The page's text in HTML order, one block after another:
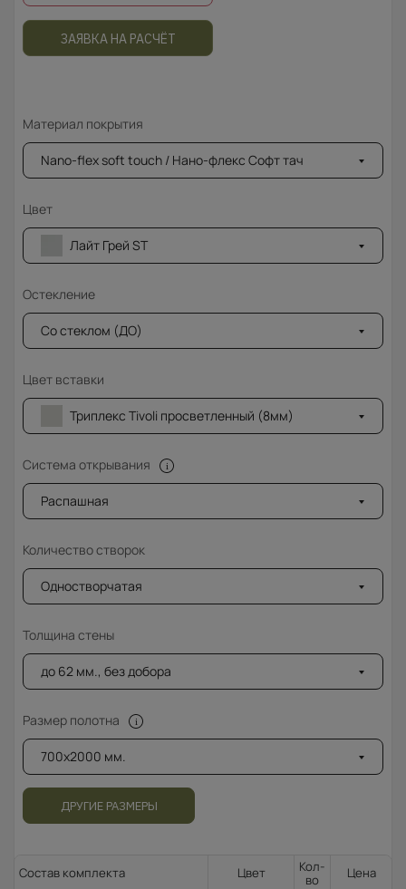
ЗАЯВКА НА РАСЧЁТ
Материал покрытия
Nano-flex soft touch / Нано-флекс Софт тач
Цвет
Лайт Грей ST
Остекление
Со стеклом (ДО)
Цвет вставки
Триплекс Tivoli просветленный (8мм)
Система открывания
Распашная
Количество створок
Одностворчатая
Толщина стены
до 62 мм., без добора
Размер полотна
700x2000 мм.
ДРУГИЕ РАЗМЕРЫ
Состав комплекта Цвет
Кол-
во
Цена